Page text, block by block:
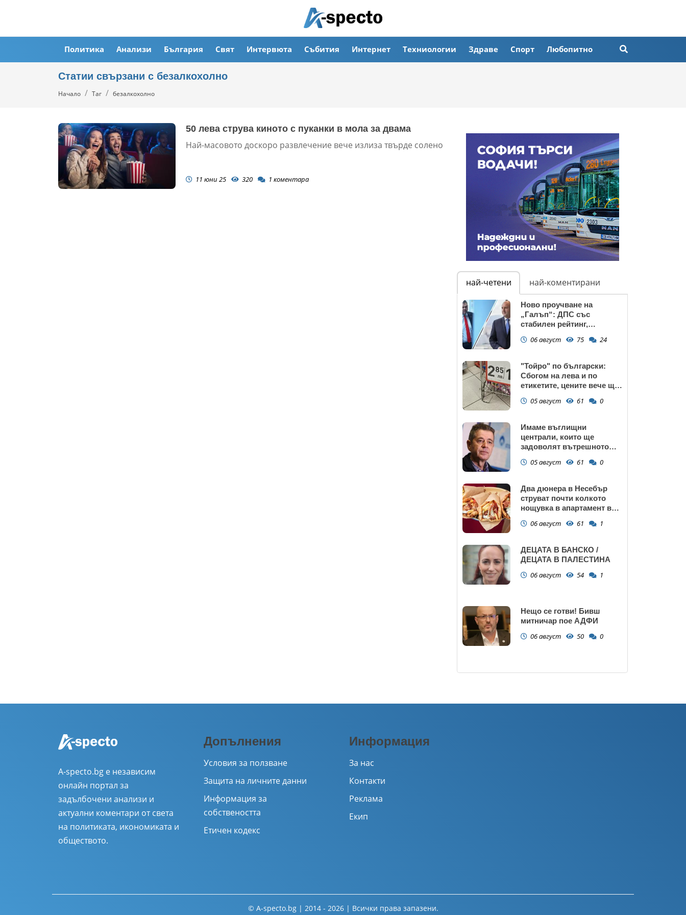
Политика Анализи България Свят Интервюта Събития Интернет Техниологии Здраве Спорт Любопитно
Статии свързани с безалкохолно
Начало Таг безалкохолно
50 лева струва киното с пуканки в мола за двама
Най-масовото доскоро развлечение вече излиза твърде солено
11 юни 25 320 1 коментара
най-четени най-коментирани
Ново проучване на
„Галъп“: ДПС със
стабилен рейтинг,
запазва
06 август 75 24
"Тойро" по български:
Сбогом на лева и по
етикетите, цените вече ще
05 август 61 0
Имаме въглищни
централи, които ще
задоволят вътрешното
05 август 61 0
Два дюнера в Несебър
струват почти колкото
нощувка в апартамент в
06 август 61 1
ДЕЦАТА В БАНСКО /
ДЕЦАТА В ПАЛЕСТИНА
06 август 54 1
Нещо се готви! Бивш
митничар пое АДФИ
06 август 50 0
A-specto.bg е независим
онлайн портал за
задълбочени анализи и
актуални коментари от света
на политиката, икономиката и
обществото.
Допълнения
Условия за ползване
Защита на личните данни
Информация за
собствеността
Етичен кодекс
Информация
За нас
Контакти
Реклама
Екип
© A-specto.bg | 2014 - 2026 | Всички права запазени.